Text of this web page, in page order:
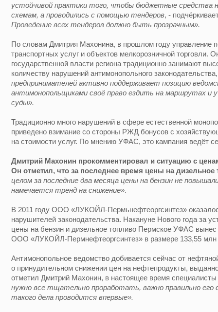
устойчивой практики того, чтобы бюджетные средства
схемам, а проводились с помощью тендеров, -
Проведение всех тендеров должно быть прозрачным».
По словам Дмитрия Махонина, в прошлом году управление
транспортных услуг и объектов мелкорозничной торговли.
государственной власти региона традиционно занимают
количеству нарушений антимонопольного
предпринимателей активно поддерживает позицию
антимонопольщиками своё право ездить на маршрутах и
суды».
Традиционно много нарушений в сфере естественной
приведено взимание со стороны РЖД бонусов с
на стоимости услуг. По мнению УФАС, это кампания ведёт
Дмитрий Махонин прокомментировал и ситуацию с
Он отметил, что за последнее время цены на дизельное
целом за последние два месяца цены на бензин не
намечается тренд на снижение».
В 2011 году ООО «ЛУКОЙЛ-Пермьнефтеоргсинтез»
нарушителей законодательства. Накануне Нового года за
цены на бензин и дизельное топливо Пермское УФАС
ООО «ЛУКОЙЛ-Пермнефтеоргсинтез» в размере 133,55 млн
Антимонопольное ведомство добивается сейчас от
о принудительном снижении цен на нефтепродукты,
отметил Дмитрий Махонин, в настоящее время специалисты
нужно все тщательно проработать, важно правильно его
такого дела проводится впервые».